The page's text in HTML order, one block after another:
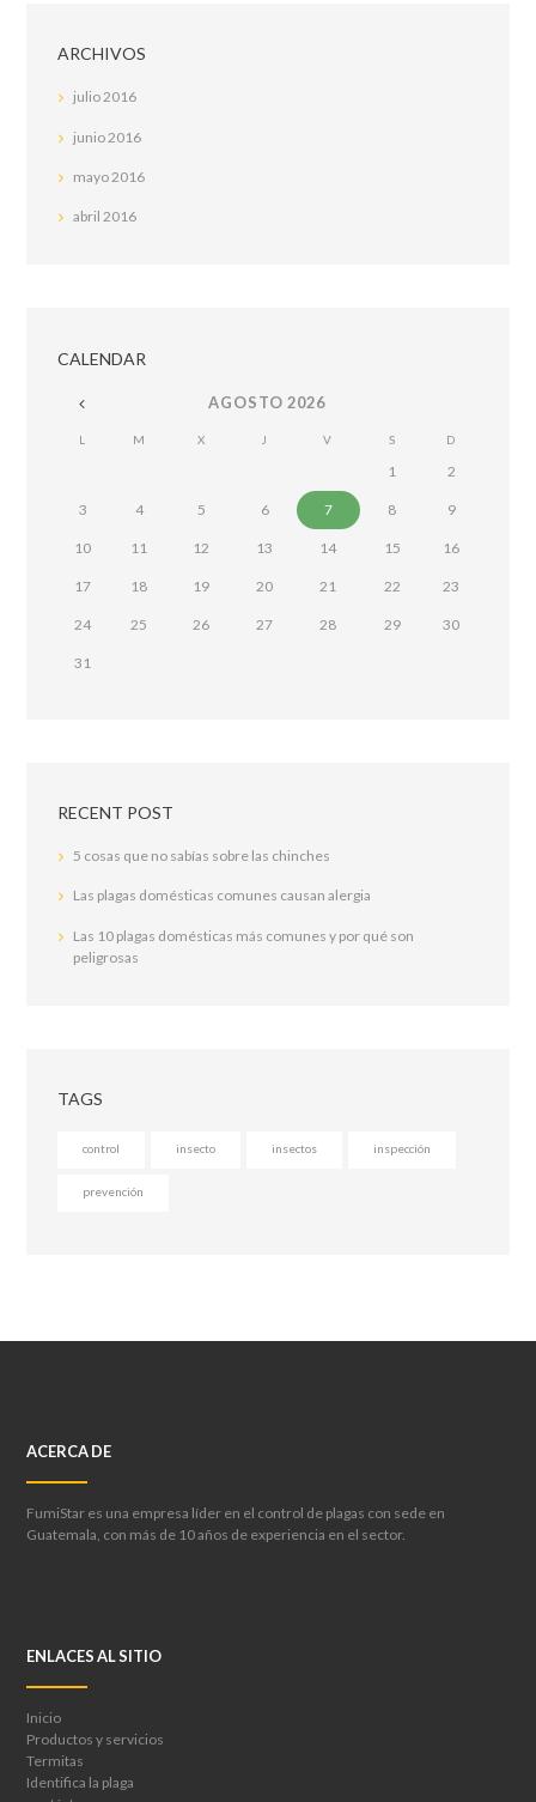
ARCHIVOS
julio2016
junio 2016
mayo 2016
abril2016
CALENDAR
AGOSTO 2026
L M X J V S D
1 2
3 4 5 6 7 8 9
10 11 12 13 14 15 16
17 18 19 20 21 22 23
24 25 26 27 28 29 30
31
RECENT POST
5 cosas que no sabías sobre las chinches
Las plagas domésticas comunes causan alergia
Las 10 plagas domésticas más comunes y por qué son
peligrosas
TAGS
control insecto insectos inspección
prevención
ACERCA DE
FumiStar es una empresa líder en el control de plagas con sede en
Guatemala, con más de 10 años de experiencia en el sector.
ENLACES AL SITIO
Inicio
Productos y servicios
Termitas
Identifica la plaga